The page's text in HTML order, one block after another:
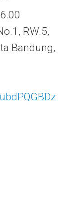
RW.5,
Bandung,